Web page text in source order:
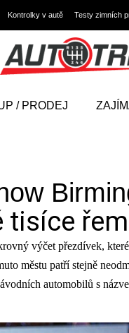
Kontrolky v autě Testy zimních
/ PRODEJ
výčet přezdívek,
městu patří stejně
automobilů s